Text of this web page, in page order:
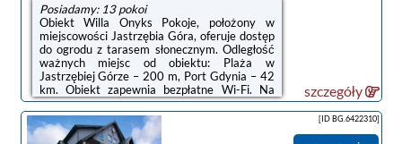
Posiadamy: 13 pokoi
Obiekt Willa Onyks Pokoje, położony w
miejscowości Jastrzębia Góra, oferuje dostęp
do ogrodu z tarasem słonecznym. Odległość
ważnych miejsc od obiektu: Plaża w
Jastrzębiej Górze – 200 m, Port Gdynia – 42
km. Obiekt zapewnia bezpłatne Wi-Fi. Na
terenie obiektu dostępny jest też prywatny
parking.Wyposażenie obejmuje również
lodówkę i czajnik.Odległość ważnych miejsc
szczegóły
[ID BG.6422310]